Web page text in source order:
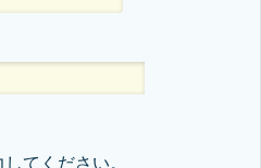
てください。